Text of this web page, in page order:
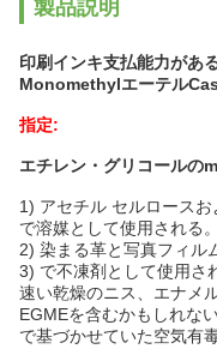
製品説明
印刷インキ支払能力があ
Monomethylエーテル
指定:
エチレン・グリコールの
1) アセチル セルロース
で溶媒として使用される。
2) 染まる革と写真フィル
3) で不凍剤として使用さ
速い乾燥のニス、エナメ
EGMEを含むかもしれな
で基づかせていた空気有